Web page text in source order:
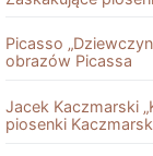
Picasso
obrazów Picassa
Jacek Kaczmarski
piosenki